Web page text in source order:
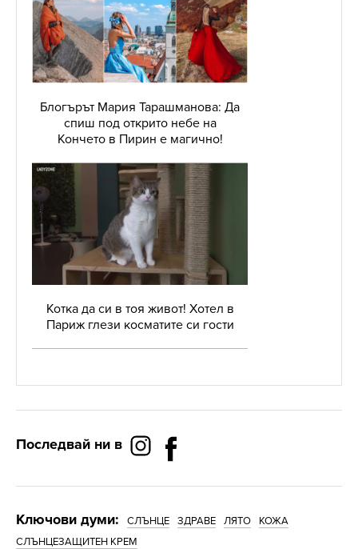
Блогърът Мария Тарашманова: Да
спиш под открито небе на
Кончето в Пирин е магично!
Котка да си в тоя живот! Хотел в
Париж глези косматите си гости
Последвай ни в
Ключови думи: СЛЪНЦЕ ЗДРАВЕ ЛЯТО
КОЖА
СЛЪНЦЕЗАЩИТЕН КРЕМ